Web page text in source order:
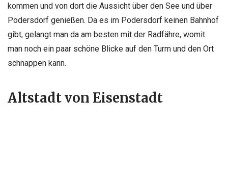
kommen und von dort die Aussicht über den See und über
Podersdorf genießen. Da es im Podersdorf keinen Bahnhof
gibt, gelangt man da am besten mit der Radfähre, womit
man noch ein paar schöne Blicke auf den Turm und den Ort
schnappen kann.
Altstadt von Eisenstadt